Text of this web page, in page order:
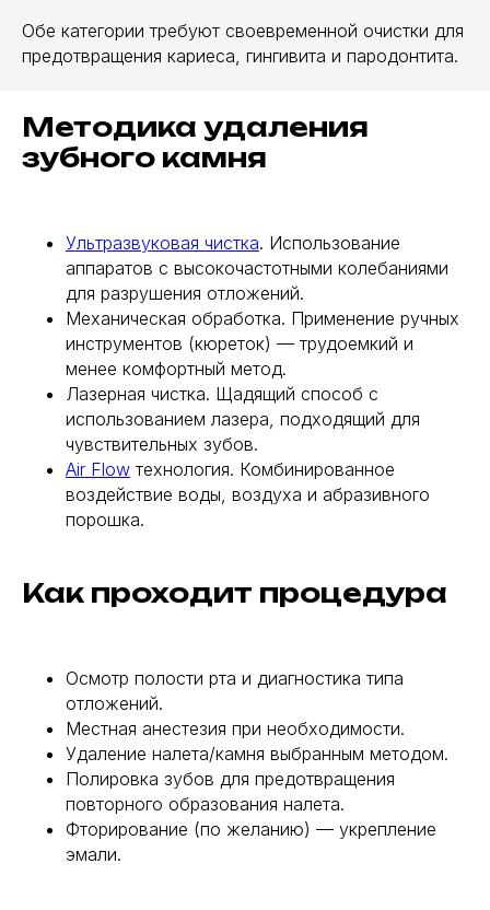
Обе категории требуют своевременной очистки для
предотвращения кариеса, гингивита и пародонтита.
Методика удаления
зубного камня
Ультразвуковая чистка. Использование
аппаратов с высокочастотными колебаниями
для разрушения отложений.
Механическая обработка. Применение ручныx
инструментов (кюреток) — трудоемкий и
менее комфортный метод.
Лазерная чистка. Щадящий способ с
использованием лазера, подходящий для
чувствительных зубов.
Air Flow технология. Комбинированное
воздействие воды, воздуха и абразивного
порошка.
Как проходит процедура
Осмотр полости рта и диагностика типа
отложений.
Местная анестезия при необходимости.
Удаление налета/камня выбранным методом.
Полировка зубов для предотвращения
повторного образования налета.
Фторирование (по желанию) — укрепление
эмали.